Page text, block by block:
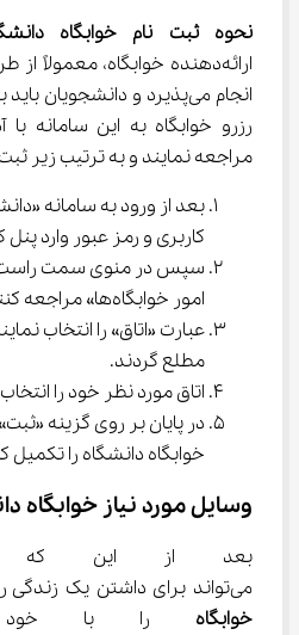
نحوه ثبت نام خوابگاه
ارائه‌دهنده خوابگاه، معمولاً
انجام می‌پذیرد و دانشجویان
مراجعه نمایند و به ترتیب زیر
بعد از ورود به سامانه
کاربری و رمز عبور وارد
سپس در منوی سمت
امور خوابگاه‌ها» مراجعه کنند.
مطلع گردند.
اتاق مورد نظر خود را
در پایان بر روی گزینه
خوابگاه دانشگاه را تکمیل
وسایل مورد نیاز خوابگاه
بعد از این که
می‌تواند برای داشتن یک زندگی راحت‌تر
خوابگاه را با خود